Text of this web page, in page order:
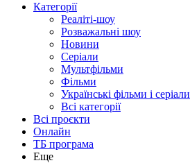
Категорії
Реаліті-шоу
Розважальні шоу
Новини
Серіали
Мультфільми
Фільми
Українські фільми і серіали
Всі категорії
Всі проєкти
Онлайн
ТБ програма
Еще